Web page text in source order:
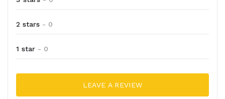
2 stars - 0
1 star - 0
LEAVE A REVIEW